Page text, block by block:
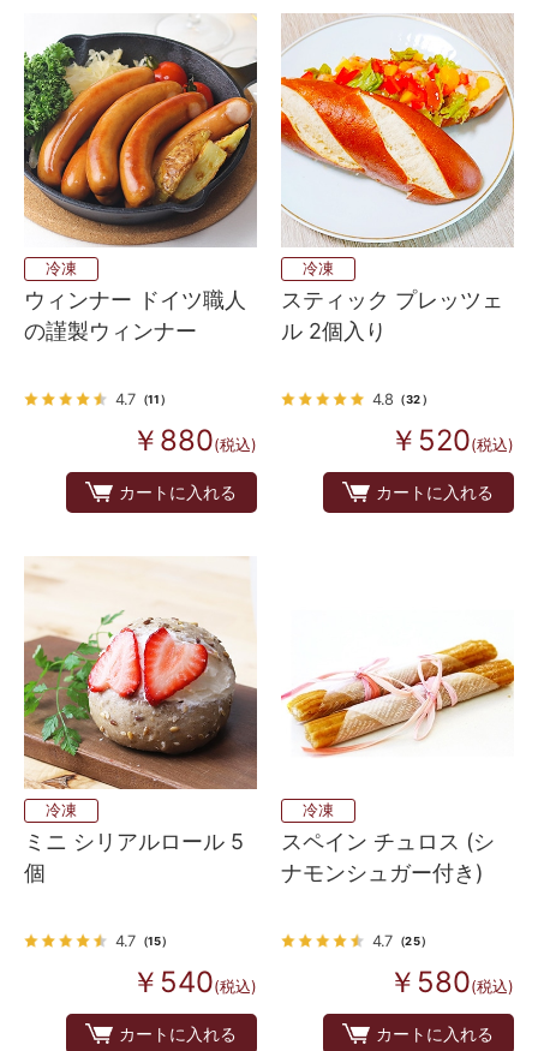
冷凍
ウィンナー ドイツ職人
の謹製ウィンナー
4.7 （11）
￥880(税込)
カートに入れる
冷凍
スティック プレッツェ
ル 2個入り
4.8 （32）
￥520(税込)
カートに入れる
冷凍
ミニ シリアルロール 5
個
4.7 （15）
￥540(税込)
カートに入れる
冷凍
スペイン チュロス (シ
ナモンシュガー付き)
4.7 （25）
￥580(税込)
カートに入れる